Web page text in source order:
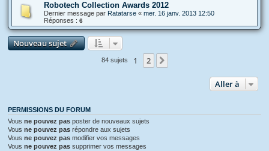
Robotech Collection Awards 2012
Dernier message par Ratatarse « mer. 16 janv. 2013 12:50
Réponses : 6
Nouveau sujet
84 sujets 1 2
Aller à
PERMISSIONS DU FORUM
Vous ne pouvez pas poster de nouveaux sujets
Vous ne pouvez pas répondre aux sujets
Vous ne pouvez pas modifier vos messages
Vous ne pouvez pas supprimer vos messages